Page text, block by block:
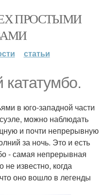
ПРОСТЫМИ
статьи
кататумбо.
в юго-западной части
можно наблюдать
и почти непрерывную
за ночь. Это и есть
- самая непрерывная
не известно, когда
оно вошло в легенды